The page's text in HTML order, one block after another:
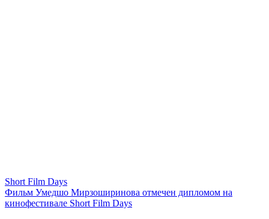
Short Film Days
Фильм Умедшо Мирзоширинова отмечен дипломом на
кинофестивале Short Film Days